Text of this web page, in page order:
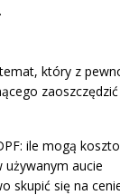
który z
ile mogą
używanym aucie
skupić się na